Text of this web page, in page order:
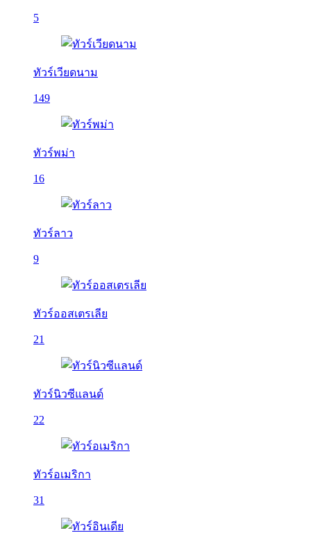
5
ทัวร์เวียดนาม
149
ทัวร์พม่า
16
ทัวร์ลาว
9
ทัวร์ออสเตรเลีย
21
ทัวร์นิวซีแลนด์
22
ทัวร์อเมริกา
31